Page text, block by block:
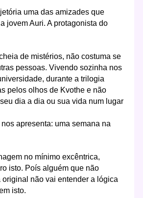
uma das amizades que
jovem Auri. A protagonista do
de mistérios, não costuma se
pessoas. Vivendo sozinha nos
durante a trilogia
pelos olhos de Kvothe e não
dia a dia ou sua vida num lugar
apresenta: uma semana na
no mínimo excêntrica,
isto. Poís alguém que não
não vai entender a lógica
isto.